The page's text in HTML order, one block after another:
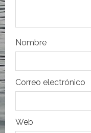
r
a
d
a
s
Nombre
Correo electrónico
Web